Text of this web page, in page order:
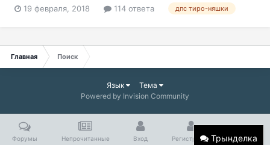
прилетает 270+ к урона, в: +10 пвп маг сет обсидиант 4
19 февраля, 2018 114 ответа дпс тиро-няшки
Главная Поиск
Трынделка
Язык
Тема
Powered by Invision Community
Форумы Непрочитанные Вход Регистрация Больше